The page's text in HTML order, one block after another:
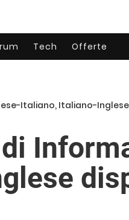
Tech Offerte
Italiano, Italiano-